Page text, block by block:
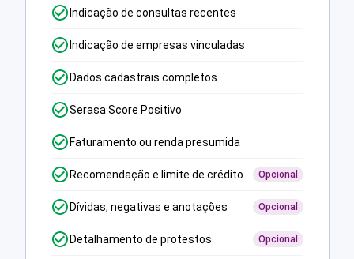
Indicação de consultas recentes
Indicação de empresas vinculadas
Dados cadastrais completos
Serasa Score Positivo
Faturamento ou renda presumida
Recomendação e limite de crédito Opcional
Dívidas, negativas e anotações Opcional
Detalhamento de protestos Opcional